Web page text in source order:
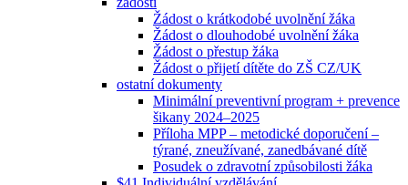
Žádost o krátkodobé uvolnění žáka
Žádost o dlouhodobé uvolnění žáka
Žádost o přestup žáka
Žádost o přijetí dítěte do ZŠ CZ/UK
ostatní dokumenty
Minimální preventivní program + prevence
šikany 2024–2025
Příloha MPP – metodické doporučení –
týrané, zneužívané, zanedbávané dítě
Posudek o zdravotní způsobilosti žáka